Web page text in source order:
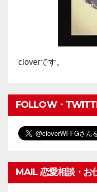
cloverです。
FOLLOW・
MAIL 恋愛相談・お